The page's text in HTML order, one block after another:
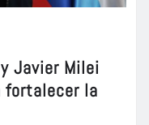
Javier Milei
fortalecer la